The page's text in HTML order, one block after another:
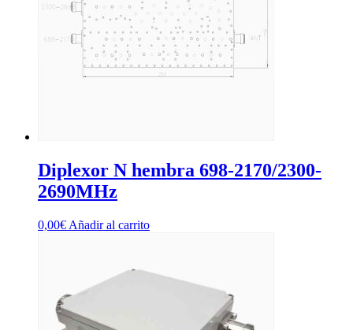
Diplexor N hembra 698-2170/2300-
2690MHz
0,00€ Añadir al carrito